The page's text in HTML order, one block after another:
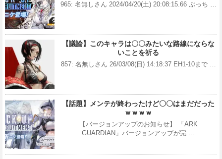
965: 名無しさん 2024/04/20(土) 20:08:15.66 ぶっち …
【議論】このキャラは〇〇みたいな路線にならな
いことを祈る
857: 名無しさん 26/03/08(日) 14:18:37 EH1-10まで …
【話題】メンテが終わったけど〇〇はまだだった
ｗｗｗｗ
【バージョンアップのお知らせ】 「ARK
GUARDIAN」バージョンアップが完 …